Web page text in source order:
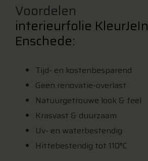
Voordelen
interieurfolie
Enschede:
Tijd- en kostenbesparend
Geen renovatie-overlast
Natuurgetrouwe look & feel
Krasvast & duurzaam
Uv- en waterbestendig
Hittebestendig tot 110°C